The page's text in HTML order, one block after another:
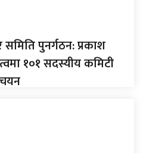
पुनर्गठन: प्रकाश
१०१ सदस्यीय कमिटी